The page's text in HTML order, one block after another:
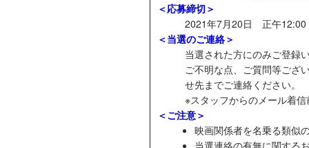
＜応募締切＞
2021年7月20日 正午12:00
＜当選のご連絡＞
当選された方にのみご登録
ご不明な点、ご質問等ござ
せ先までご連絡ください。
※スタッフからのメール着
＜ご注意＞
映画関係者を名乗る類似
当選連絡の有無に関する